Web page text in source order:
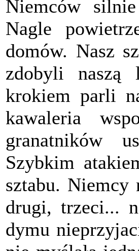
Niemców
Nagle
domów. Nasz
zdobyli naszą
krokiem parli
kawaleria
granatników
Szybkim
sztabu. Niemcy
drugi, trzeci...
dymu